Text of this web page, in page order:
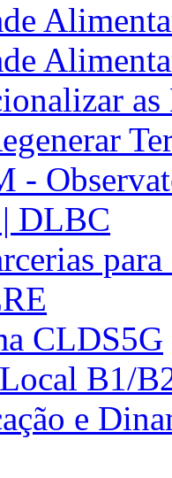
-
DLBC
CLDS5G
B1/
e